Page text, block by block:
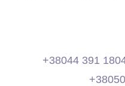
+38044 391